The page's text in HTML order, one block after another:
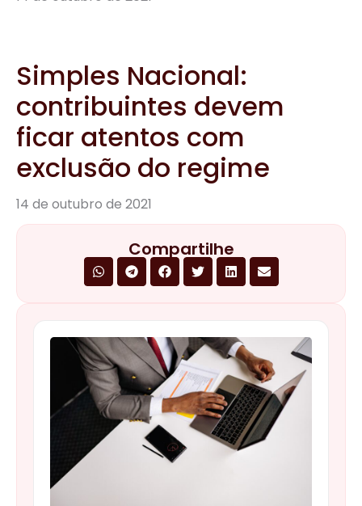
Simples Nacional:
contribuintes devem
ficar atentos com
exclusão do regime
14 de outubro de 2021
Compartilhe